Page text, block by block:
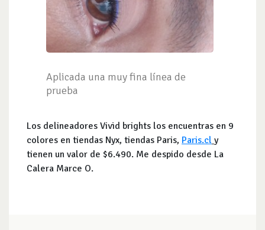
Aplicada una muy fina línea de
prueba
Los delineadores Vivid brights los encuentras en 9
colores en tiendas Nyx, tiendas Paris, Paris.cl y
tienen un valor de $6.490. Me despido desde La
Calera Marce O.